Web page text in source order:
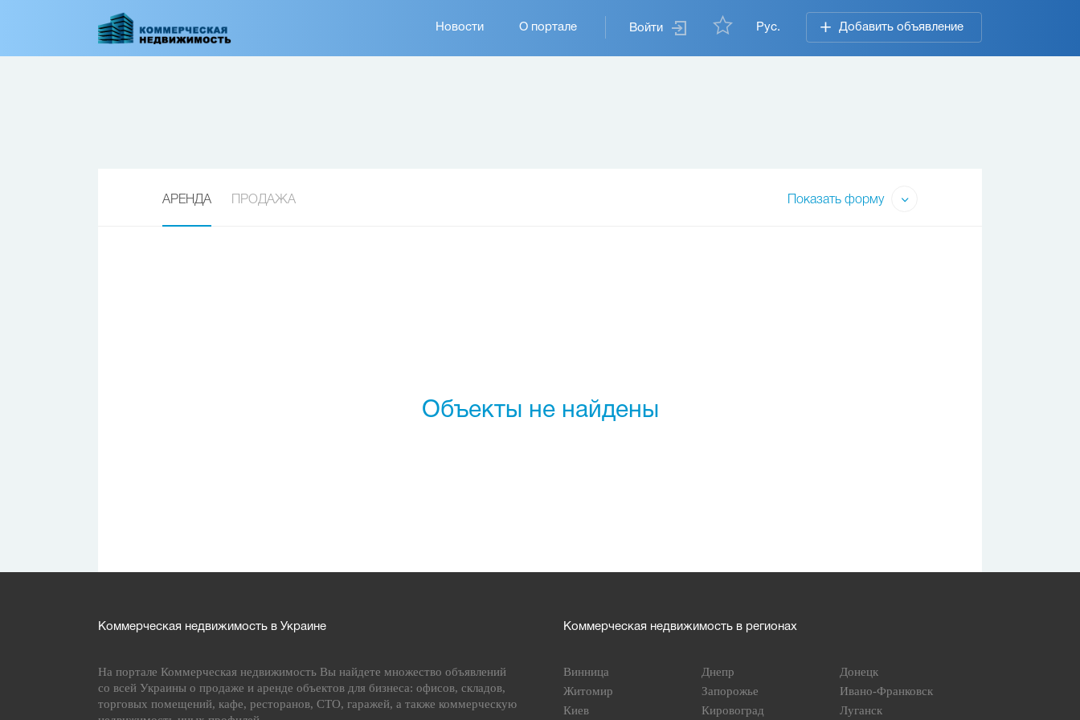
Войти Рус. Добавить объявление
Основная
навигация
Новости О портале
АРЕНДА ПРОДАЖА Показать форму
Объекты не найдены
Коммерческая недвижимость в Украине
На портале Коммерческая недвижимость Вы найдете множество объявлений
со всей Украины о продаже и аренде объектов для бизнеса: офисов, складов,
торговых помещений, кафе, ресторанов, СТО, гаражей, а также коммерческую
Коммерческая недвижимость в регионах
Винница Днепр
Донецк
Житомир
Запорожье
Ивано-Франковск
Киев
Кировоград Луганск